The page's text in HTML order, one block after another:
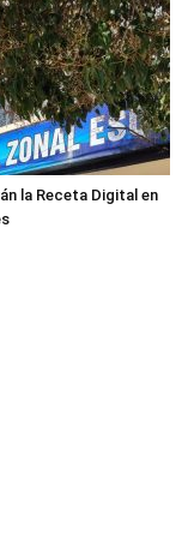
la Receta Digital en